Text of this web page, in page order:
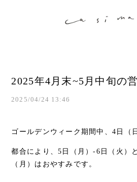
2025年4月末~5月中旬の
2025/04/24 13:46
ゴールデンウィーク期間中、4日（
都合により、5日（月）-6日（火）
（月）はおやすみです。